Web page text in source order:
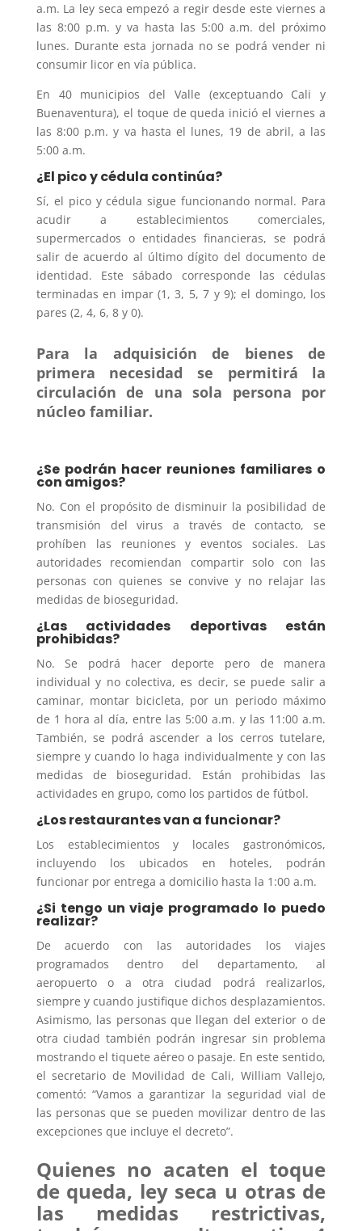
a.m. La ley seca empezó a regir desde este viernes a
las 8:00 p.m. y va hasta las 5:00 a.m. del próximo
lunes. Durante esta jornada no se podrá vender ni
consumir licor en vía pública.
En 40 municipios del Valle (exceptuando Cali y
Buenaventura), el toque de queda inició el viernes a
las 8:00 p.m. y va hasta el lunes, 19 de abril, a las
5:00 a.m.
¿El pico y cédula continúa?
Sí, el pico y cédula sigue funcionando normal. Para
acudir a establecimientos comerciales,
supermercados o entidades financieras, se podrá
salir de acuerdo al último dígito del documento de
identidad. Este sábado corresponde las cédulas
terminadas en impar (1, 3, 5, 7 y 9); el domingo, los
pares (2, 4, 6, 8 y 0).
Para la adquisición de bienes de
primera necesidad se permitirá la
circulación de una sola persona por
núcleo familiar.
¿Se podrán hacer reuniones familiares o
con amigos?
No. Con el propósito de disminuir la posibilidad de
transmisión del virus a través de contacto, se
prohíben las reuniones y eventos sociales. Las
autoridades recomiendan compartir solo con las
personas con quienes se convive y no relajar las
medidas de bioseguridad.
¿Las actividades deportivas están
prohibidas?
No. Se podrá hacer deporte pero de manera
individual y no colectiva, es decir, se puede salir a
caminar, montar bicicleta, por un periodo máximo
de 1 hora al día, entre las 5:00 a.m. y las 11:00 a.m.
También, se podrá ascender a los cerros tutelare,
siempre y cuando lo haga individualmente y con las
medidas de bioseguridad. Están prohibidas las
actividades en grupo, como los partidos de fútbol.
¿Los restaurantes van a funcionar?
Los establecimientos y locales gastronómicos,
incluyendo los ubicados en hoteles, podrán
funcionar por entrega a domicilio hasta la 1:00 a.m.
¿Si tengo un viaje programado lo puedo
realizar?
De acuerdo con las autoridades los viajes
programados dentro del departamento, al
aeropuerto o a otra ciudad podrá realizarlos,
siempre y cuando justifique dichos desplazamientos.
Asimismo, las personas que llegan del exterior o de
otra ciudad también podrán ingresar sin problema
mostrando el tiquete aéreo o pasaje. En este sentido,
el secretario de Movilidad de Cali, William Vallejo,
comentó: “Vamos a garantizar la seguridad vial de
las personas que se pueden movilizar dentro de las
excepciones que incluye el decreto”.
Quienes no acaten el toque
de queda, ley seca u otras de
las medidas restrictivas,